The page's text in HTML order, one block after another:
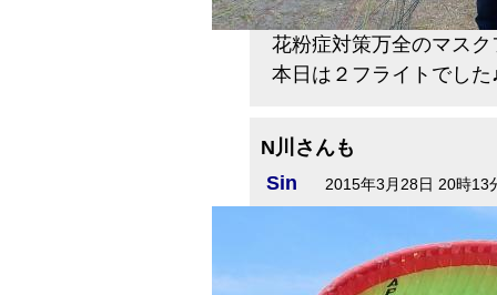
花粉症対策万全のマスク
本日は２フライトでした
N川さんも
Sin
2015年3月28日 20時13